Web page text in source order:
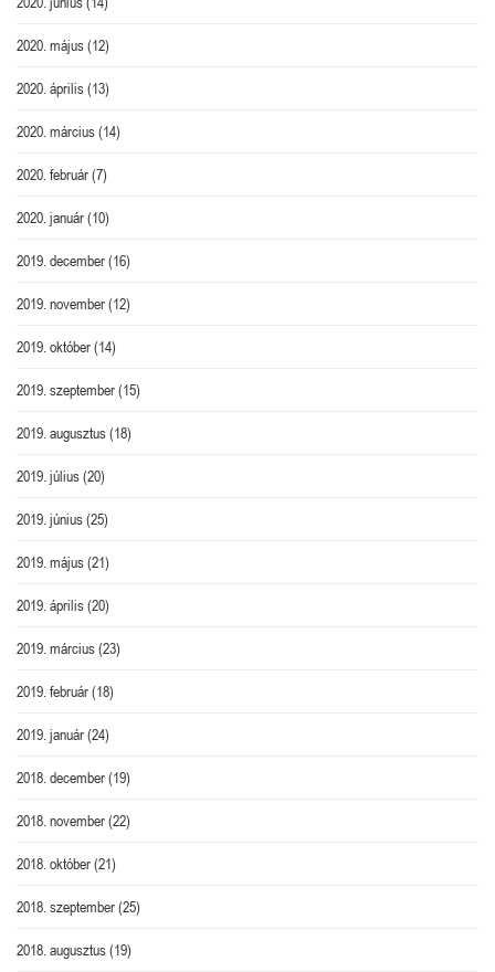
2020. május(12)
2020. április(13)
2020. március(14)
2020. február(7)
2020. január(10)
2019. december(16)
2019. november(12)
2019. október(14)
2019. szeptember(15)
2019. augusztus(18)
2019. július(20)
2019. június(25)
2019. május(21)
2019. április(20)
2019. március(23)
2019. február(18)
2019. január(24)
2018. december(19)
2018. november(22)
2018. október(21)
2018. szeptember(25)
2018. augusztus(19)